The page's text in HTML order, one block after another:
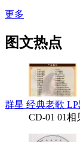
更多
图文热点
群星 经典老歌
CD-01 01相